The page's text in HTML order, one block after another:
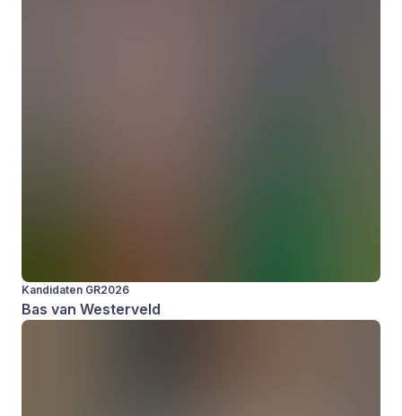
Kandidaten GR2026
Bas van Westerveld